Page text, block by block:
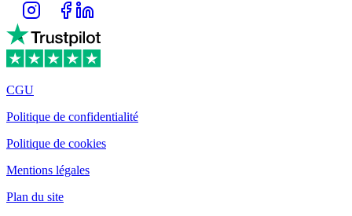
CGU
Politique de confidentialité
Politique de cookies
Mentions légales
Plan du site